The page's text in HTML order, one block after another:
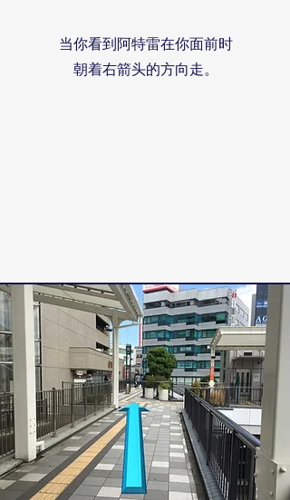
当你看到阿特雷在你面前时
朝着右箭头的方向走。